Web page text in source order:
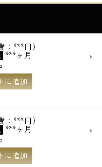
：***円）
***ヶ月
に追加
：***円）
***ヶ月
に追加